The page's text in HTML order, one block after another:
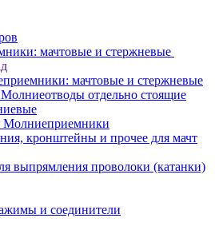
мачтовые и стержневые
мачтовые и стержневые
отдельно стоящие
Молниеприемники
кронштейны и прочее для мачт
выпрямления проволоки (катанки)
и соединители